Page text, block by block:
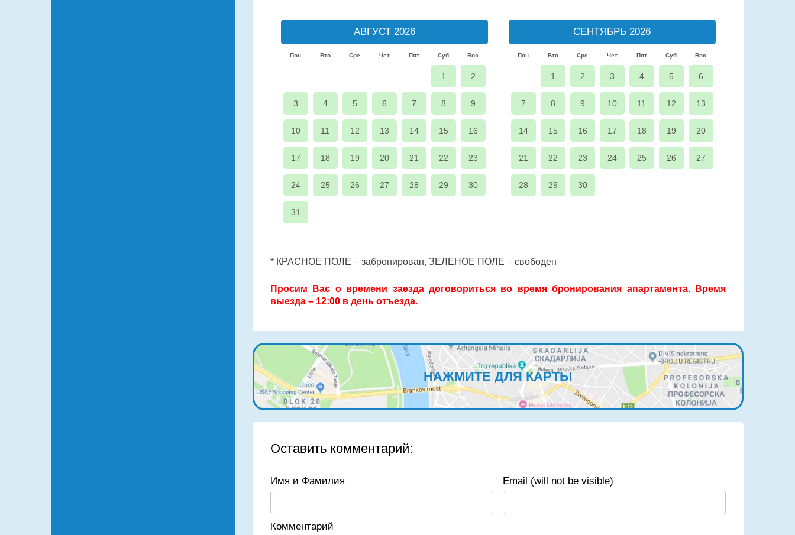
АВГУСТ 2026
Пон Вто Сре Чет Пят Суб Вос
1 2
3 4 5 6 7 8 9
10 11 12 13 14 15 16
17 18 19 20 21 22 23
24 25 26 27 28 29 30
31
СЕНТЯБРЬ 2026
Пон Вто Сре Чет Пят Суб Вос
1 2 3 4 5 6
7 8 9 10 11 12 13
14 15 16 17 18 19 20
21 22 23 24 25 26 27
28 29 30
* КРАСНОЕ ПОЛЕ – забронирован, ЗЕЛЕНОЕ ПОЛЕ – свободен
Просим Вас о времени заезда договориться во время бронирования апартамента. Время
выезда – 12:00 в день отъезда.
НАЖМИТЕ ДЛЯ КАРТЫ
Оставить комментарий:
Имя и Фамилия Email (will not be visible)
Комментарий